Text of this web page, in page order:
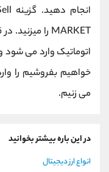
می زنیم.
در این باره بیشتر بخوانید
انواع ارز دیجیتال